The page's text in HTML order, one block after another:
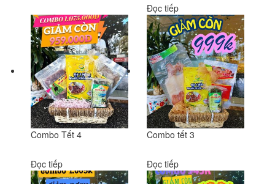
Đọc tiếp
Combo Tết 4
Đọc tiếp
Combo tết 3
Đọc tiếp